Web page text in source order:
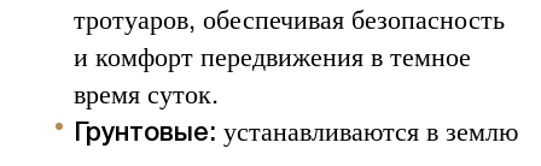
тротуаров, обеспечивая безопасность
и комфорт передвижения в темное
время суток.
Грунтовые: устанавливаются в землю